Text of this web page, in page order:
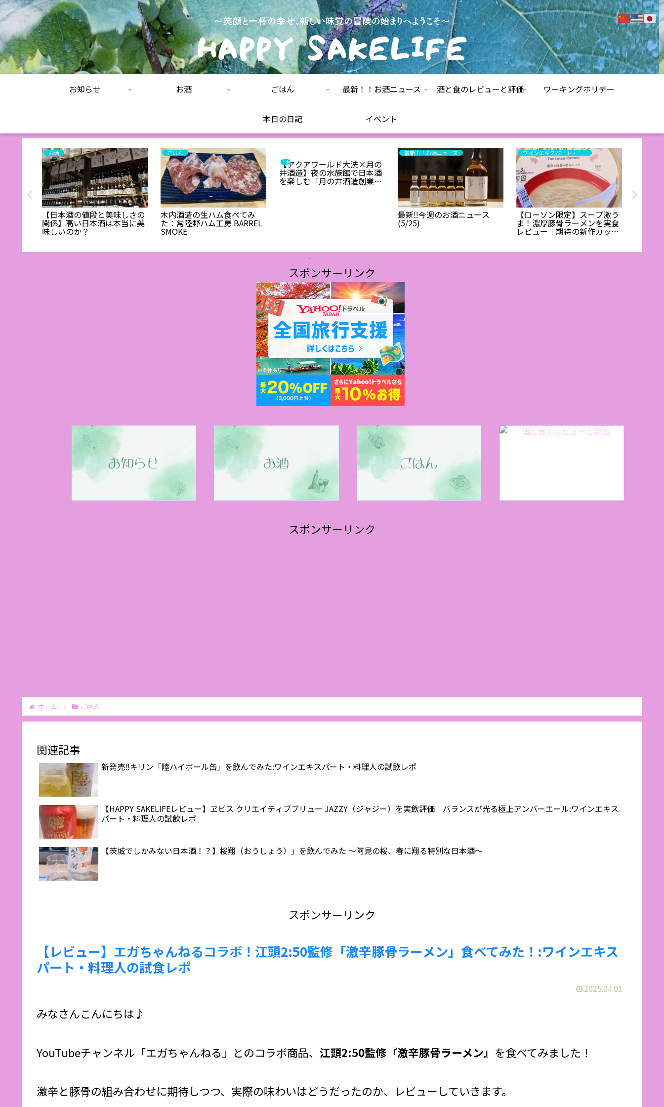
お知らせ お酒 ごはん 最新！！お酒ニュース 酒と食のレビューと評価 ワーキングホリデー
本日の日記 イベント
お酒
【日本酒の値段と美味しさの
関係】高い日本酒は本当に美
味しいのか？
ごはん
木内酒造の生ハム食べてみ
た：常陸野ハム工房 BARREL
SMOKE
お知らせ
【アクアワールド大洗×月の
井酒造】夜の水族館で日本酒
を楽しむ「月の井酒造創業
160周年記念イベント Sake
最新！！お酒ニュース
最新‼️今週のお酒ニュース
(5/25)
ワインエキスパート・料理人の試食と試飲のレポート
【ローソン限定】スープ激う
ま！濃厚豚骨ラーメンを実食
レビュー｜期待の新作カップ
麺、その味は？:ワインエキス
スポンサーリンク
スポンサーリンク
ホーム ごはん
関連記事
新発売‼️キリン「陸ハイボール缶」を飲んでみた:ワインエキスパート・料理人の試飲レポ
【HAPPY SAKELIFEレビュー】ヱビス クリエイティブブリュー JAZZY（ジャジー）を実飲評価｜バランスが光る極上アンバーエール:ワインエキス
パート・料理人の試飲レポ
【茨城でしかみない日本酒！？】桜翔（おうしょう）」を飲んでみた 〜阿見の桜、春に翔る特別な日本酒〜
スポンサーリンク
【レビュー】エガちゃんねるコラボ！江頭2:50監修「激辛豚骨ラーメン」食べてみた！:ワインエキス
パート・料理人の試食レポ
2025.04.01
みなさんこんにちは♪
YouTubeチャンネル「エガちゃんねる」とのコラボ商品、 江頭2:50監修『激辛豚骨ラーメン』 を食べてみました！
激辛と豚骨の組み合わせに期待しつつ、実際の味わいはどうだったのか、レビューしていきます。